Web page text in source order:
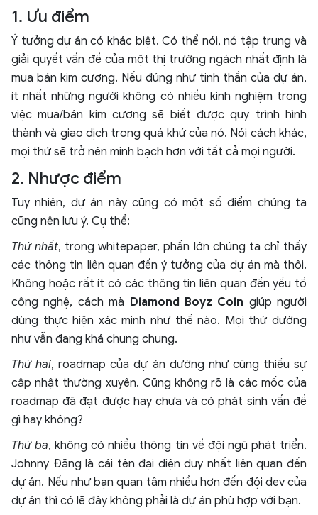
1. Ưu điểm
Ý tưởng dự án có khác biệt. Có thể nói, nó tập trung và
giải quyết vấn đề của một thị trường ngách nhất định là
mua bán kim cương. Nếu đúng như tinh thần của dự án,
ít nhất những người không có nhiều kinh nghiệm trong
việc mua/bán kim cương sẽ biết được quy trình hình
thành và giao dịch trong quá khứ của nó. Nói cách khác,
mọi thứ sẽ trở nên minh bạch hơn với tất cả mọi người.
2. Nhược điểm
Tuy nhiên, dự án này cũng có một số điểm chúng ta
cũng nên lưu ý. Cụ thể:
Thứ nhất, trong whitepaper, phần lớn chúng ta chỉ thấy
các thông tin liên quan đến ý tưởng của dự án mà thôi.
Không hoặc rất ít có các thông tin liên quan đến yếu tố
công nghệ, cách mà Diamond Boyz Coin giúp người
dùng thực hiện xác minh như thế nào. Mọi thứ dường
như vẫn đang khá chung chung.
Thứ hai, roadmap của dự án dường như cũng thiếu sự
cập nhật thường xuyên. Cũng không rõ là các mốc của
roadmap đã đạt được hay chưa và có phát sinh vấn đề
gì hay không?
Thứ ba, không có nhiều thông tin về đội ngũ phát triển.
Johnny Đặng là cái tên đại diện duy nhất liên quan đến
dự án. Nếu như bạn quan tâm nhiều hơn đến đội dev của
dự án thì có lẽ đây không phải là dự án phù hợp với bạn.